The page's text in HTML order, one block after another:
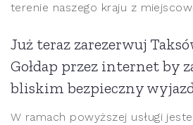
terenie naszego kraju z
Już teraz zarezerwuj
Gołdap przez internet by
bliskim bezpieczny
W ramach powyższej usługi